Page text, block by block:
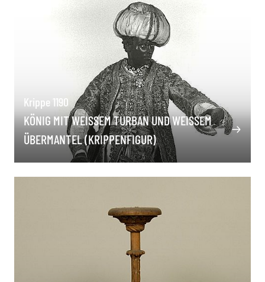
Krippe 1190
KÖNIG MIT WEISSEM TURBAN UND WEISSEM ÜB
ERMANTEL (KRIPPENFIGUR)